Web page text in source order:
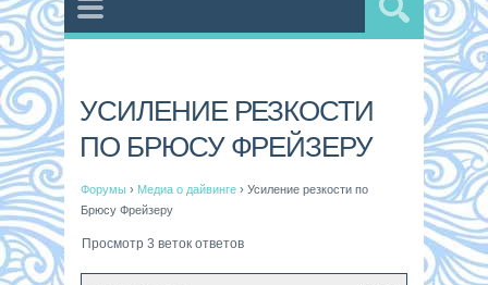
УСИЛЕНИЕ РЕЗКОСТИ
ПО БРЮСУ ФРЕЙЗЕРУ
Форумы › Медиа о дайвинге › Усиление резкости по
Брюсу Фрейзеру
Просмотр 3 веток ответов